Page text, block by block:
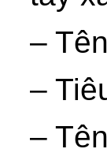
–
–
–